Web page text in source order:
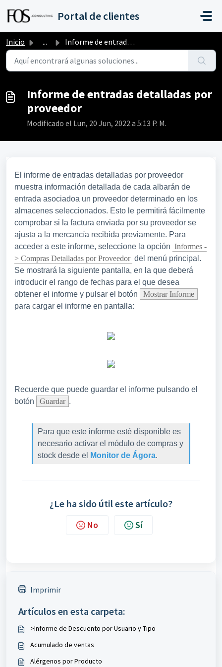
Portal de clientes
Inicio ... Informe de entradas detalladas por proveedor
Informe de entradas detalladas por
proveedor
Modificado el Lun, 20 Jun, 2022 a 5:13 P. M.
El informe de entradas detalladas por proveedor
muestra información detallada de cada albarán de
entrada asociadoa un proveedor determinado en los
almacenes seleccionados. Esto le permitirá fácilmente
comprobar si la factura enviada por su proveedor se
ajusta a la mercancía recibida previamente. Para
acceder a este informe, seleccione la opción Informes -
> Compras Detalladas por Proveedor del menú principal.
Se mostrará la siguiente pantalla, en la que deberá
introducir el rango de fechas para el que desea
obtener el informe y pulsar el botón
Mostrar Informe
para cargar el informe en pantalla:
Recuerde que puede guardar el informe pulsando el
botón
Guardar .
Para que este informe esté disponible es
necesario activar el módulo de compras y
stock desde el
Monitor de Ágora.
¿Le ha sido útil este artículo?
No Sí
Imprimir
Artículos en esta carpeta:
>Informe de Descuento por Usuario y Tipo
Acumulado de ventas
Alérgenos por Producto